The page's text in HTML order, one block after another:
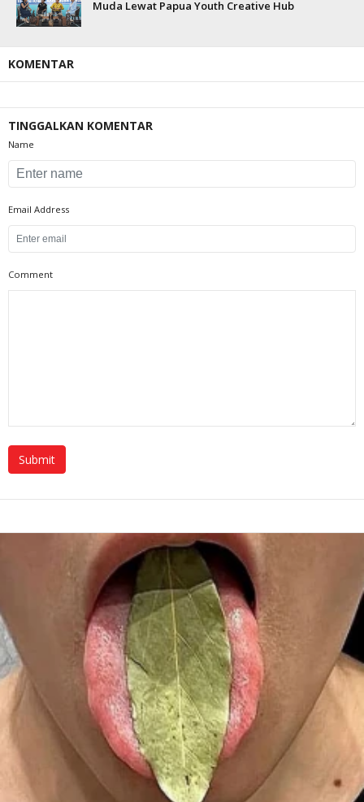
Muda Lewat Papua Youth Creative Hub
KOMENTAR
TINGGALKAN KOMENTAR
Name
Email Address
Comment